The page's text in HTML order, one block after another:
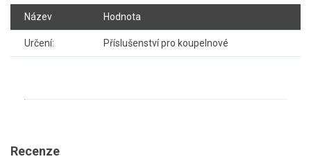
Název Hodnota
Určení: Příslušenství pro koupelnové
Recenze